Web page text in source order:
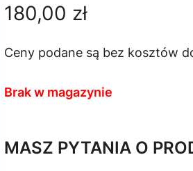
180,00 zł
Ceny podane są bez kosztów
Brak w magazynie
MASZ PYTANIA O